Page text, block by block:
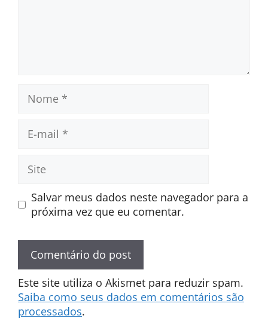
mail
Site
Salvar meus dados neste navegador para a
próxima vez que eu comentar.
Este site utiliza o Akismet para reduzir spam.
Saiba como seus dados em comentários são
processados.